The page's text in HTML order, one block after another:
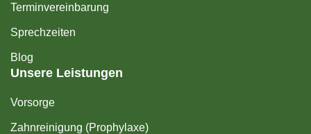
Terminvereinbarung
Sprechzeiten
Blog
Unsere Leistungen
Vorsorge
Zahnreinigung (Prophylaxe)